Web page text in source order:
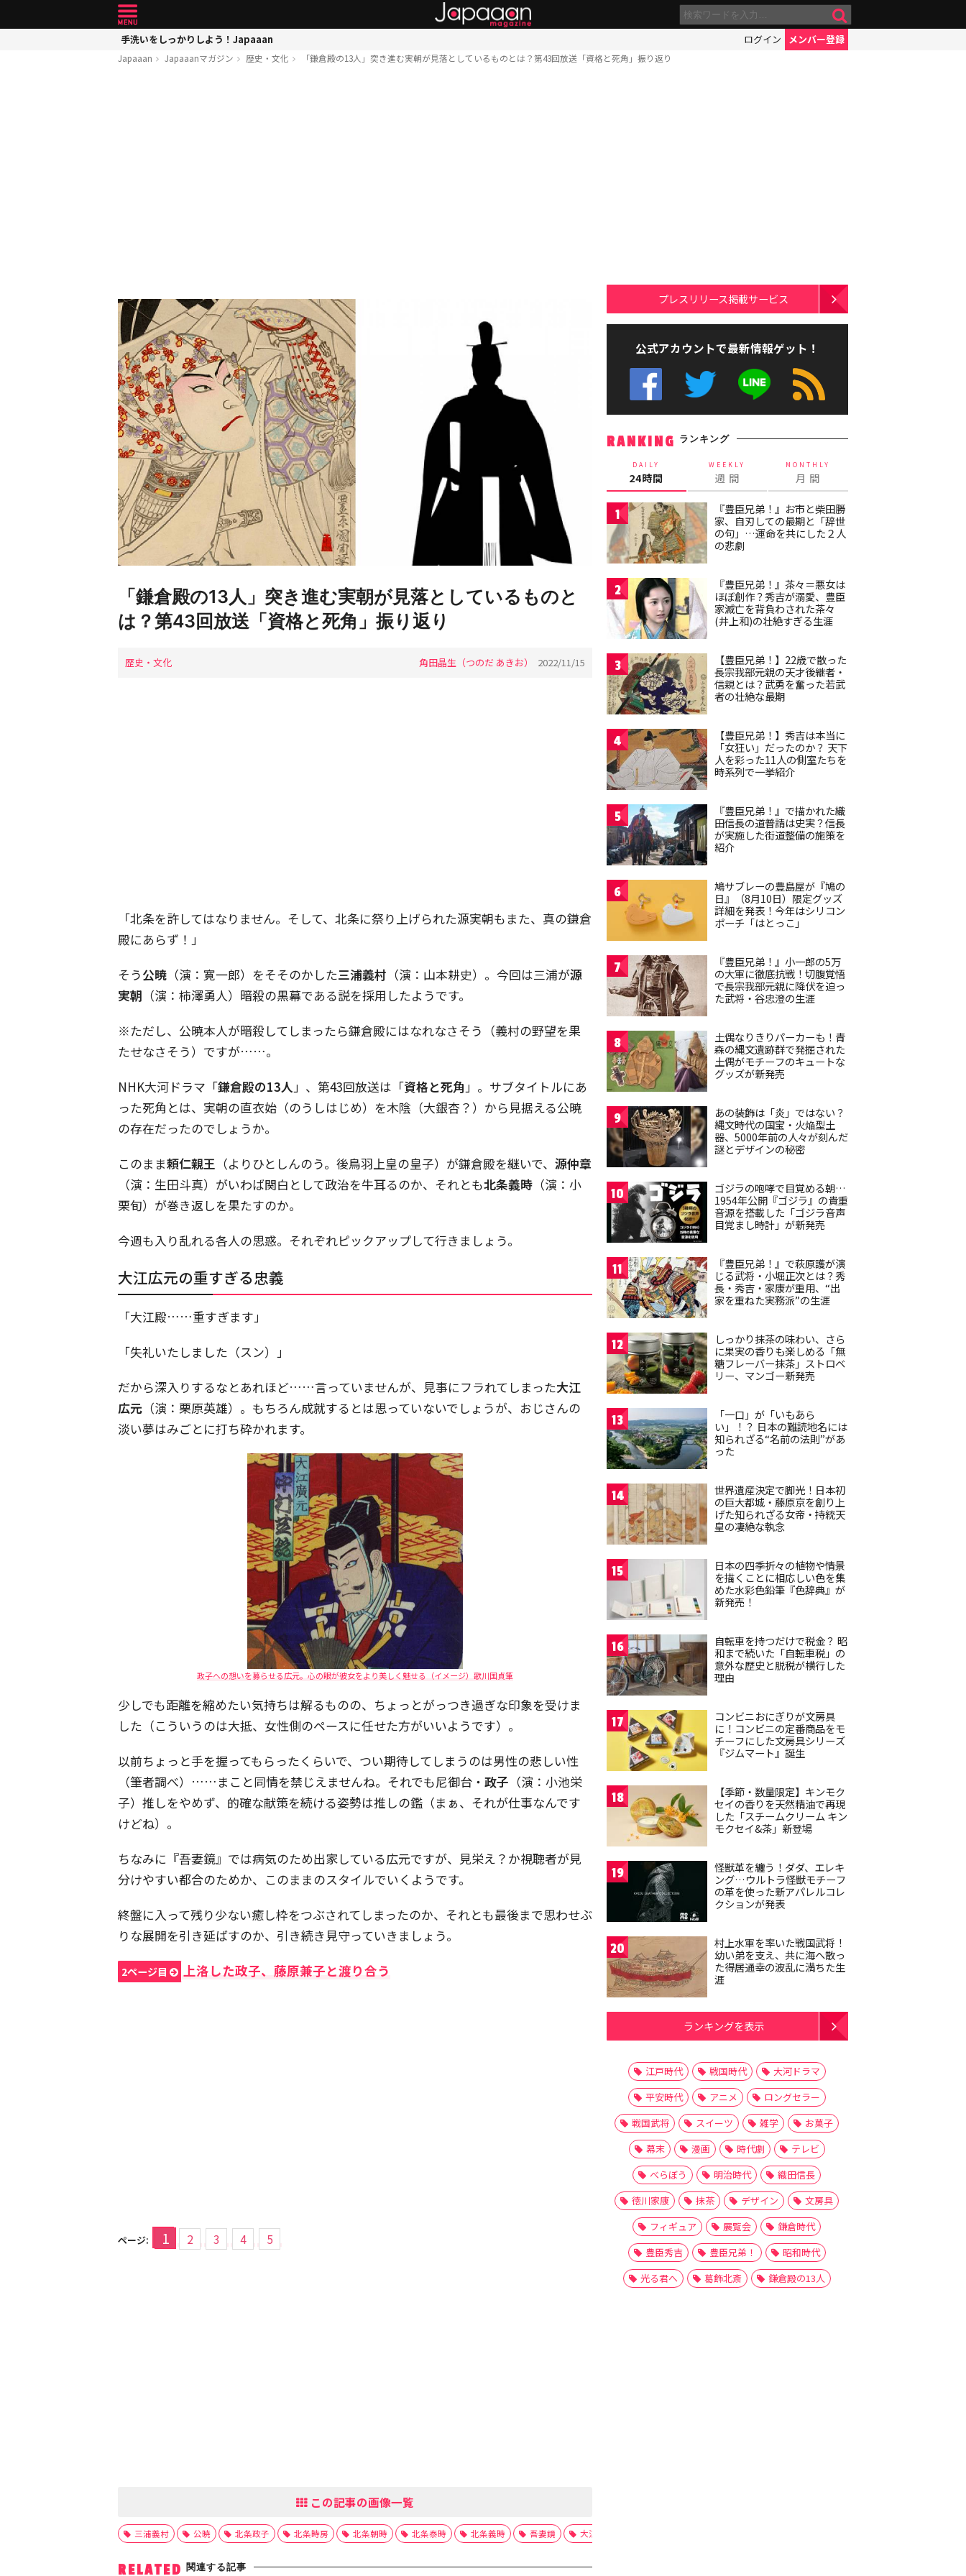
手洗いをしっかりしよう！Japaaan ログイン メンバー登録
Japaaan Japaaanマガジン 歴史・文化 「鎌倉殿の13人」突き進む実朝が見落としているものとは？第43回放送「資格と死角」振り返り
「鎌倉殿の13人」突き進む実朝が見落としているものと
は？第43回放送「資格と死角」振り返り
歴史・文化 角田晶生（つのだ あきお） 2022/11/15
「北条を許してはなりません。そして、北条に祭り上げられた源実朝もまた、真の鎌倉
殿にあらず！」
そう公暁 （演：寛一郎）をそそのかした三浦義村 （演：山本耕史）。今回は三浦が源
実朝 （演：柿澤勇人）暗殺の黒幕である説を採用したようです。
※ただし、公暁本人が暗殺してしまったら鎌倉殿にはなれなさそう（義村の野望を果
たせなさそう）ですが……。
NHK大河ドラマ「鎌倉殿の13人」、第43回放送は「資格と死角」。サブタイトルにあ
った死角とは、実朝の直衣始（のうしはじめ）を木陰（大銀杏？）から見据える公暁
の存在だったのでしょうか。
このまま頼仁親王 （よりひとしんのう。後鳥羽上皇の皇子）が鎌倉殿を継いで、 源仲章
（演：生田斗真）がいわば関白として政治を牛耳るのか、それとも北条義時 （演：小
栗旬）が巻き返しを果たすのか。
今週も入り乱れる各人の思惑。それぞれピックアップして行きましょう。
大江広元の重すぎる忠義
「大江殿……重すぎます」
「失礼いたしました（スン）」
だから深入りするなとあれほど……言っていませんが、見事にフラれてしまった大江
広元 （演：栗原英雄）。もちろん成就するとは思っていないでしょうが、おじさんの
淡い夢はみごとに打ち砕かれます。
政子への想いを募らせる広元。心の眼が彼女をより美しく魅せる（イメージ）歌川国貞筆
少しでも距離を縮めたい気持ちは解るものの、ちょっとがっつき過ぎな印象を受けま
した（こういうのは大抵、女性側のペースに任せた方がいいようです）。
以前ちょっと手を握ってもらったくらいで、つい期待してしまうのは男性の悲しい性
（筆者調べ）……まこと同情を禁じえませんね。それでも尼御台・ 政子 （演：小池栄
子）推しをやめず、的確な献策を続ける姿勢は推しの鑑（まぁ、それが仕事なんです
けどね）。
ちなみに『吾妻鏡』では病気のため出家している広元ですが、見栄え？か視聴者が見
分けやすい都合のためか、このままのスタイルでいくようです。
終盤に入って残り少ない癒し枠をつぶされてしまったのか、それとも最後まで思わせぶ
りな展開を引き延ばすのか、引き続き見守っていきましょう。
2ページ目 上洛した政子、藤原兼子と渡り合う
ページ: 1 2 3 4 5
この記事の画像一覧
三浦義村 公暁 北条政子 北条時房 北条朝時 北条泰時 北条義時 吾妻鏡 大江広元
RELATED 関連する記事
プレスリリース掲載サービス
公式アカウントで最新情報ゲット！
RANKING ランキング
DAILY
24時間
WEEKLY
週 間
MONTHLY
月 間
1
『豊臣兄弟！』お市と柴田勝
家、自刃しての最期と「辞世
の句」…運命を共にした２人
の悲劇
2
『豊臣兄弟！』茶々＝悪女は
ほぼ創作？秀吉が溺愛、豊臣
家滅亡を背負わされた茶々
(井上和)の壮絶すぎる生涯
3
【豊臣兄弟！】22歳で散った
長宗我部元親の天才後継者・
信親とは？武勇を奮った若武
者の壮絶な最期
4
【豊臣兄弟！】秀吉は本当に
「女狂い」だったのか？ 天下
人を彩った11人の側室たちを
時系列で一挙紹介
5
『豊臣兄弟！』で描かれた織
田信長の道普請は史実？信長
が実施した街道整備の施策を
紹介
6
鳩サブレーの豊島屋が『鳩の
日』（8月10日）限定グッズ
詳細を発表！今年はシリコン
ポーチ「はとっこ」
7
『豊臣兄弟！』小一郎の5万
の大軍に徹底抗戦！切腹覚悟
で長宗我部元親に降伏を迫っ
た武将・谷忠澄の生涯
8
土偶なりきりパーカーも！青
森の縄文遺跡群で発掘された
土偶がモチーフのキュートな
グッズが新発売
9
あの装飾は「炎」ではない？
縄文時代の国宝・火焔型土
器、5000年前の人々が刻んだ
謎とデザインの秘密
10
ゴジラの咆哮で目覚める朝…
1954年公開『ゴジラ』の貴重
音源を搭載した「ゴジラ音声
目覚まし時計」が新発売
11
『豊臣兄弟！』で萩原護が演
じる武将・小堀正次とは？秀
長・秀吉・家康が重用、“出
家を重ねた実務派”の生涯
12
しっかり抹茶の味わい、さら
に果実の香りも楽しめる「無
糖フレーバー抹茶」ストロベ
リー、マンゴー新発売
13
「一口」が「いもあら
い」！？ 日本の難読地名には
知られざる“名前の法則”があ
った
14
世界遺産決定で脚光！日本初
の巨大都城・藤原京を創り上
げた知られざる女帝・持統天
皇の凄絶な執念
15
日本の四季折々の植物や情景
を描くことに相応しい色を集
めた水彩色鉛筆『色辞典』が
新発売！
16
自転車を持つだけで税金？ 昭
和まで続いた「自転車税」の
意外な歴史と脱税が横行した
理由
17
コンビニおにぎりが文房具
に！コンビニの定番商品をモ
チーフにした文房具シリーズ
『ジムマート』誕生
18
【季節・数量限定】キンモク
セイの香りを天然精油で再現
した「スチームクリーム キン
モクセイ&茶」新登場
19
怪獣革を纏う！ダダ、エレキ
ング…ウルトラ怪獣モチーフ
の革を使った新アパレルコレ
クションが発表
20
村上水軍を率いた戦国武将！
幼い弟を支え、共に海へ散っ
た得居通幸の波乱に満ちた生
涯
ランキングを表示
江戸時代 戦国時代
大河ドラマ
平安時代
アニメ
ロングセラー
戦国武将
スイーツ 雑学
お菓子
幕末
漫画 時代劇
テレビ
べらぼう
明治時代
織田信長
徳川家康
抹茶 デザイン
文房具
フィギュア
展覧会
鎌倉時代
豊臣秀吉
豊臣兄弟！
昭和時代
光る君へ
葛飾北斎 鎌倉殿の13人